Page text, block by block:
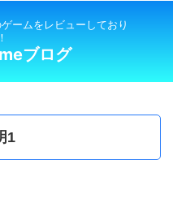
ームをレビューしており
ブログ
1